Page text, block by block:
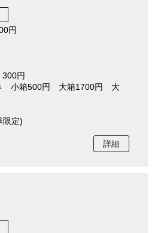
円
円
小箱500円 大箱1700円 大
定)
詳細